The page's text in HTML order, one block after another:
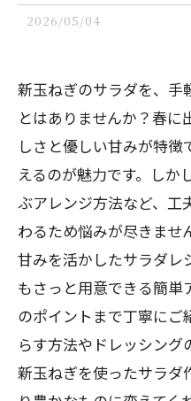
2026/05/04
新玉ねぎのサラダを、手
とはありませんか？春
しさと優しい甘みが特
えるのが魅力です。しか
ぶアレンジ方法など、工
わるため悩みが尽きませ
甘みを活かしたサラダレ
もさっと用意できる簡単
のポイントまで丁寧にご
らす方法やドレッシング
新玉ねぎを使ったサラダ